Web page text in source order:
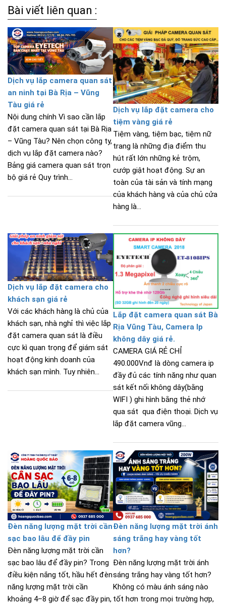
Bài viết liên quan :
Dịch vụ lắp camera quan sát
an ninh tại Bà Rịa – Vũng
Tàu giá rẻ
Nội dung chính Vì sao cần lắp
đặt camera quan sát tại Bà Rịa
– Vũng Tàu? Nên chọn công ty,
dịch vụ lắp đặt camera nào?
Bảng giá camera quan sát trọn
bộ giá rẻ Quy trình...
Dịch vụ lắp đặt camera cho
tiệm vàng giá rẻ
Tiệm vàng, tiệm bạc, tiệm nữ
trang là những địa điểm thu
hút rất lớn những kẻ trộm,
cướp giật hoạt động. Sự an
toàn của tài sản và tính mạng
của khách hàng và của chủ cửa
hàng là...
Dịch vụ lắp đặt camera cho
khách sạn giá rẻ
Với các khách hàng là chủ của
khách sạn, nhà nghỉ thì việc lắp
đặt camera quan sát là điều
cực kì quan trọng để giám sát
hoạt động kinh doanh của
khách sạn mình. Tuy nhiên...
Lắp đặt camera quan sát Bà
Rịa Vũng Tàu, Camera Ip
không dây giá rẻ.
CAMERA GIÁ RẺ CHỈ
490.000Vnđ là dòng camera ip
đầy đủ các tính năng như quan
sát kết nối không dây(bằng
WIFI ) ghi hình bằng thẻ nhớ
qua sát qua điện thoại. Dịch vụ
lắp đặt camera vũng...
Đèn năng lượng mặt trời cần
sạc bao lâu để đầy pin
Đèn năng lượng mặt trời cần
sạc bao lâu để đầy pin? Trong
điều kiện nắng tốt, hầu hết đèn
năng lượng mặt trời cần
khoảng 4–8 giờ để sạc đầy pin,
Đèn năng lượng mặt trời ánh
sáng trắng hay vàng tốt
hơn?
Đèn năng lượng mặt trời ánh
sáng trắng hay vàng tốt hơn?
Không có màu ánh sáng nào
tốt hơn trong mọi trường hợp,